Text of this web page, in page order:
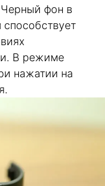
фон в
В режиме
нажатии на